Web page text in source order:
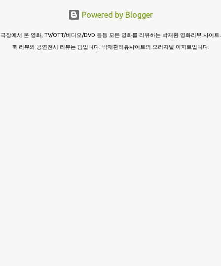
Powered by Blogger
극장에서 본 영화, TV/OTT/비디오/DVD 등등 모든 영화를 리뷰하는 박재환 영화리뷰 사이트.
북 리뷰와 공연전시 리뷰는 덤입니다. 박재환리뷰사이트의 오리지널 아지트입니다.